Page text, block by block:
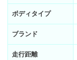
ボディタイプ
ブランド
走行距離